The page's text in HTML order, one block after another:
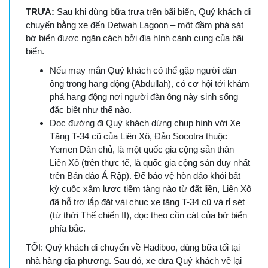
TRƯA: Sau khi dùng bữa trưa trên bãi biển, Quý khách di
chuyển bằng xe đến Detwah Lagoon – một đầm phá sát
bờ biển được ngăn cách bởi địa hình cánh cung của bãi
biển.
Nếu may mắn Quý khách có thể gặp người đàn
ông trong hang động (Abdullah), có cơ hội tới khám
phá hang động nơi người đàn ông này sinh sống
đặc biệt như thế nào.
Dọc đường đi Quý khách dừng chụp hình với Xe
Tăng T-34 cũ của Liên Xô, Đảo Socotra thuộc
Yemen Dân chủ, là một quốc gia cộng sản thân
Liên Xô (trên thực tế, là quốc gia cộng sản duy nhất
trên Bán đảo Ả Rập). Để bảo vệ hòn đảo khỏi bất
kỳ cuộc xâm lược tiềm tàng nào từ đất liền, Liên Xô
đã hỗ trợ lắp đặt vài chục xe tăng T-34 cũ và rỉ sét
(từ thời Thế chiến II), dọc theo cồn cát của bờ biển
phía bắc.
TỐI: Quý khách di chuyển về Hadiboo, dùng bữa tối tại
nhà hàng địa phương. Sau đó, xe đưa Quý khách về lại